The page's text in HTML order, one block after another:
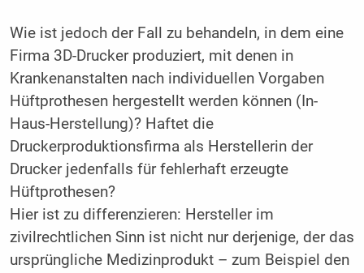
Wie ist jedoch der Fall zu behandeln, in dem eine
Firma 3D-Drucker produziert, mit denen in
Krankenanstalten nach individuellen Vorgaben
Hüftprothesen hergestellt werden können (In-
Haus-Herstellung)? Haftet die
Druckerproduktionsfirma als Herstellerin der
Drucker jedenfalls für fehlerhaft erzeugte
Hüftprothesen?
Hier ist zu differenzieren: Hersteller im
zivilrechtlichen Sinn ist nicht nur derjenige, der das
ursprüngliche Medizinprodukt – zum Beispiel den